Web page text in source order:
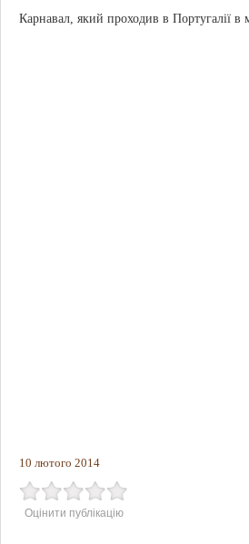
Карнавал, який проходив в Португалії в
10 лютого 2014
Оцінити публікацію